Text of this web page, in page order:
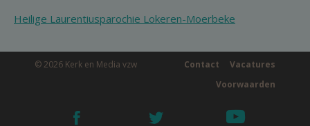
Heilige Laurentiusparochie Lokeren-Moerbeke
© 2026 Kerk en Media vzw Vacatures
Contact
Voorwaarden